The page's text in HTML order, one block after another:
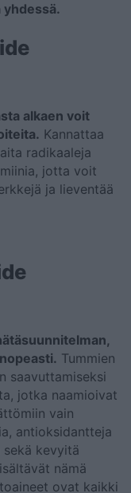
alkaen voit
Kannattaa
radikaaleja
jotta voit
ja lieventää
Tummien
saavuttamiseksi
jotka naamioivat
vain
antioksidantteja
sekä kevyitä
nämä
ovat kaikki